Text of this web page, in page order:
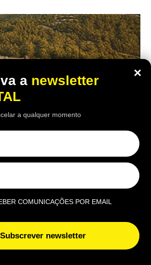
EUROPA
nem helicópteros: pastor
para os incêndios
e “limpa mais do que
100 pessoas”
×
a newsletter
a qualquer momento
COMUNICAÇÕES POR EMAIL
Subscrever newsletter